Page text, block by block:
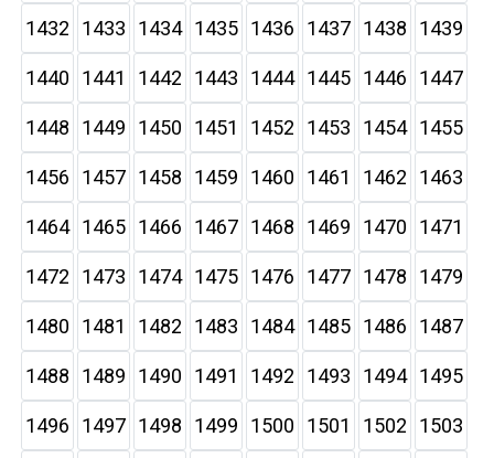
1432 1433 1434 1435 1436 1437 1438 1439
1440 1441 1442 1443 1444 1445 1446 1447
1448 1449 1450 1451 1452 1453 1454 1455
1456 1457 1458 1459 1460 1461 1462 1463
1464 1465 1466 1467 1468 1469 1470 1471
1472 1473 1474 1475 1476 1477 1478 1479
1480 1481 1482 1483 1484 1485 1486 1487
1488 1489 1490 1491 1492 1493 1494 1495
1496 1497 1498 1499 1500 1501 1502 1503